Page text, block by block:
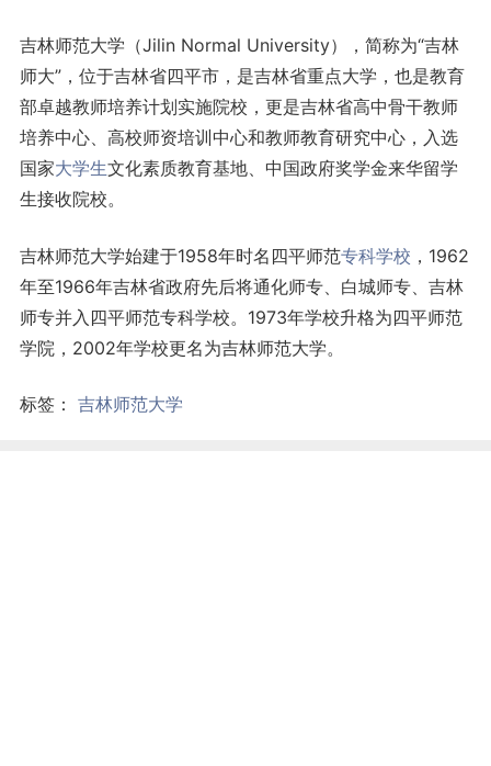
吉林师范大学（Jilin Normal University），简称为“吉林
师大”，位于吉林省四平市，是吉林省重点大学，也是教育
部卓越教师培养计划实施院校，更是吉林省高中骨干教师
培养中心、高校师资培训中心和教师教育研究中心，入选
国家大学生文化素质教育基地、中国政府奖学金来华留学
生接收院校。
吉林师范大学始建于1958年时名四平师范专科学校 ，1962
年至1966年吉林省政府先后将通化师专、白城师专、吉林
师专并入四平师范专科学校。1973年学校升格为四平师范
学院，2002年学校更名为吉林师范大学。
标签： 吉林师范大学